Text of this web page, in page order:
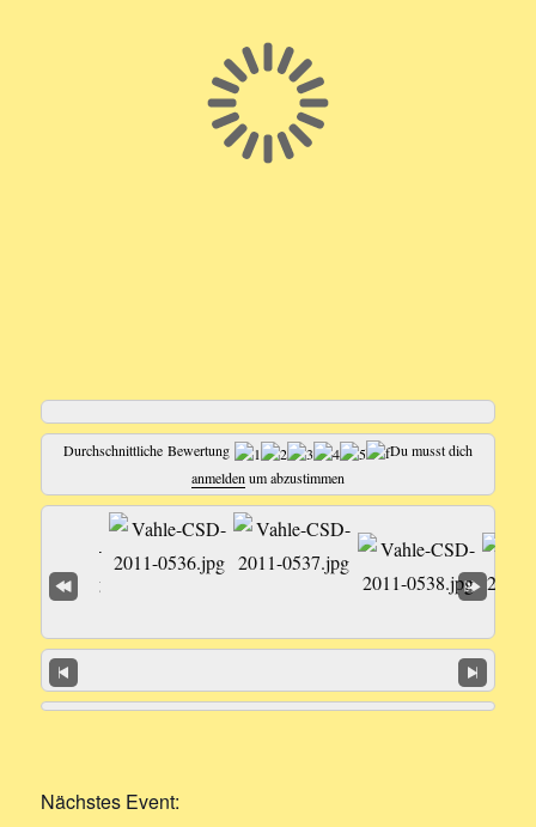
Durchschnittliche Bewertung
Du musst dich
anmelden um abzustimmen
Nächstes Event: